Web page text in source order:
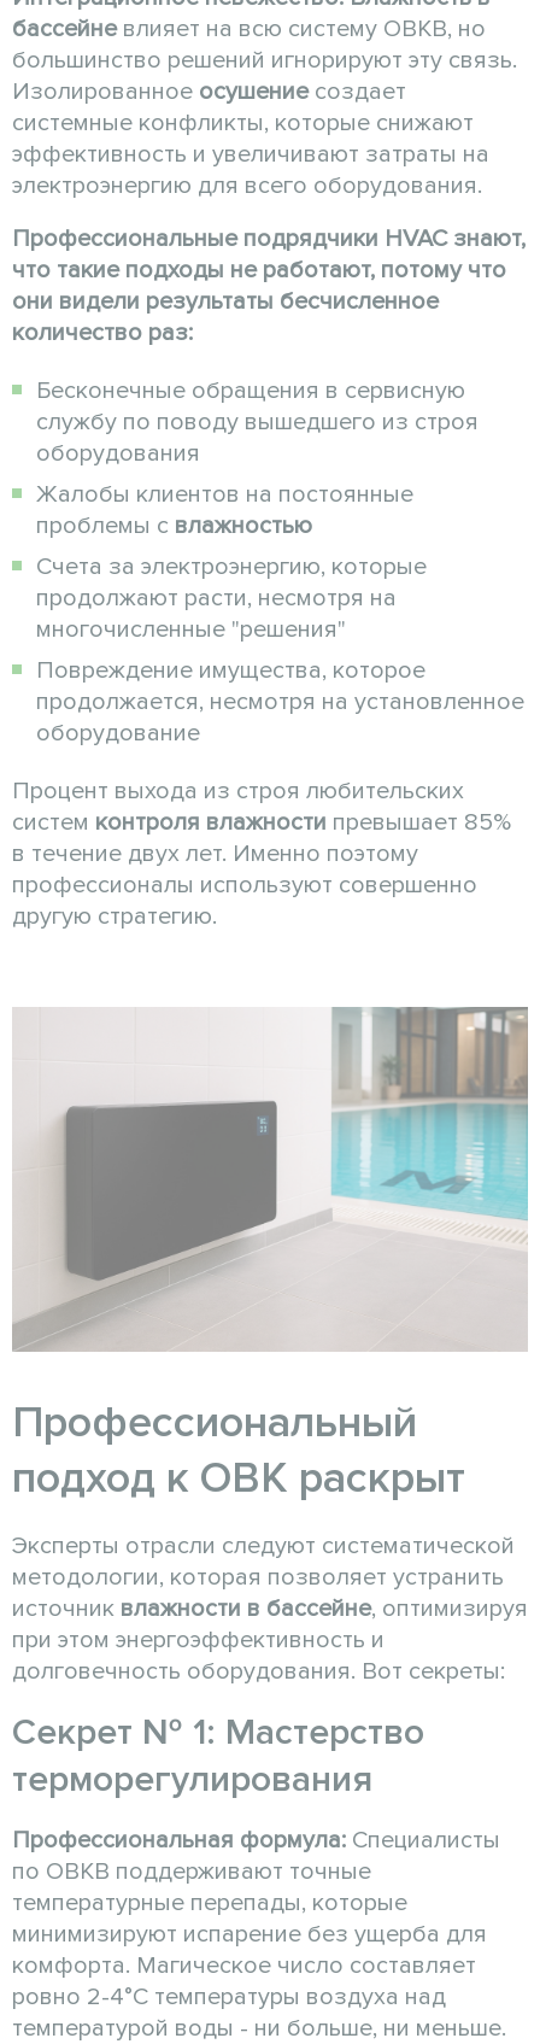
бассейневлияет на всю систему ОВКВ, но
большинство решений игнорируют эту связь.
Изолированное осушениесоздает
системные конфликты, которые снижают
эффективность и увеличивают затраты на
электроэнергию для всего оборудования.
Профессиональные подрядчики HVAC знают,
что такие подходы не работают, потому что
они видели результаты бесчисленное
количество раз:
Бесконечные обращения в сервисную
службу по поводу вышедшего из строя
оборудования
Жалобы клиентов на постоянные
проблемы с влажностью
Счета за электроэнергию, которые
продолжают расти, несмотря на
многочисленные "решения"
Повреждение имущества, которое
продолжается, несмотря на установленное
оборудование
Процент выхода из строя любительских
систем контроля влажности превышает 85%
в течение двух лет. Именно поэтому
профессионалы используют совершенно
другую стратегию.
Профессиональный
подход к ОВК раскрыт
Эксперты отрасли следуют систематической
методологии, которая позволяет устранить
источник влажности в бассейне, оптимизируя
при этом энергоэффективность и
долговечность оборудования. Вот секреты:
Секрет № 1: Мастерство
терморегулирования
Профессиональная формула: Специалисты
по ОВКВ поддерживают точные
температурные перепады, которые
минимизируют испарение без ущерба для
комфорта. Магическое число составляет
ровно 2-4°C температуры воздуха над
температурой воды - ни больше, ни меньше.